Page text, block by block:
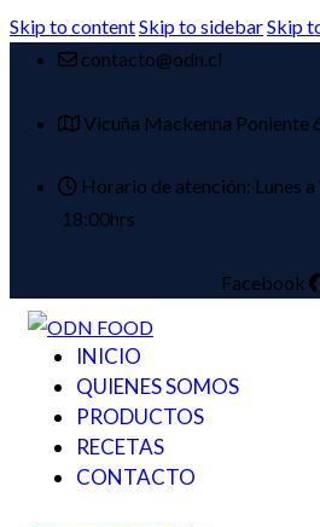
Skip to contentSkip to sidebarSkip
contacto@odn.cl
Vicuña Mackenna Poniente
Horario de atención: Lunes
18:00hrs
Facebook
INICIO
QUIENES SOMOS
PRODUCTOS
RECETAS
CONTACTO